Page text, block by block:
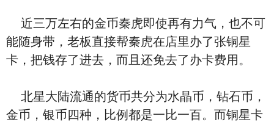
近三万左右的金币秦虎即使再有力气，也不可
能随身带，老板直接帮秦虎在店里办了张铜星
卡，把钱存了进去，而且还免去了办卡费用。
北星大陆流通的货币共分为水晶币，钻石币，
金币，银币四种，比例都是一比一百。而铜星卡